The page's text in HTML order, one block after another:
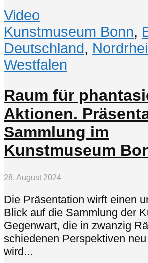
Video
Kunstmuseum Bonn,
Deutschland,
Westfalen
Raum für
Aktionen.
Sammlung im
Kunstmuseum
28. August 2024
Die Präsentation wirft einen
Blick auf die Sammlung der
Gegenwart, die in zwanzig
schiedenen Perspektiven
wird...